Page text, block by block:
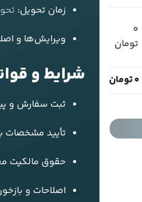
0
تومان
0تومان
زمان تحویل:
ویرایش‌ها و
شرایط و
ثبت سفارش و
تأیید مشخصات
حقوق مالکیت
اصلاحات و